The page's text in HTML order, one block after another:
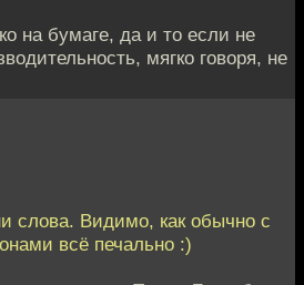
на бумаге, да и то если не
мягко говоря, не
слова. Видимо, как обычно с
всё печально :)